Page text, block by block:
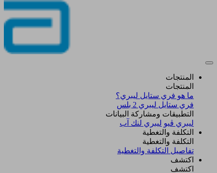
المنتجات
المنتجات
ما هو فري ستايل ليبري؟
فري ستايل ليبري 2 بلس​
التطبيقات ومشاركة البيانات
ليبري ڤيو ليبري لنك آب
التكلفة والتغطية
التكلفة والتغطية
تفاصيل التكلفة والتغطية
اكتشف​
اكتشف​